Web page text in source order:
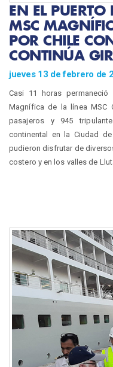
EN EL PUERTO
MSC
POR CHILE
CONTINÚA
jueves 13 de febrero de
Casi 11 horas
Magnífica de la línea MSC
pasajeros y 945
continental en la Ciudad
pudieron disfrutar de
costero y en los valles de